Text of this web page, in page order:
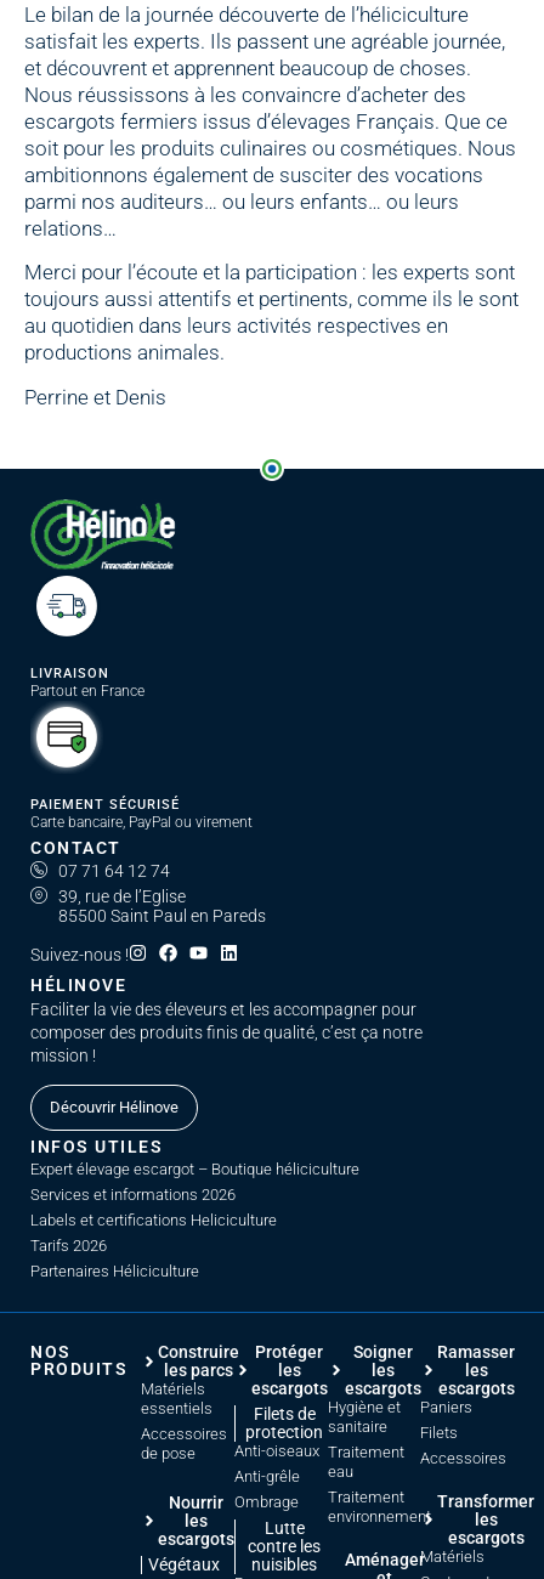
Le bilan de la journée découverte de l’héliciculture
satisfait les experts. Ils passent une agréable journée,
et découvrent et apprennent beaucoup de choses.
Nous réussissons à les convaincre d’acheter des
escargots fermiers issus d’élevages Français. Que ce
soit pour les produits culinaires ou cosmétiques. Nous
ambitionnons également de susciter des vocations
parmi nos auditeurs… ou leurs enfants… ou leurs
relations…
Merci pour l’écoute et la participation : les experts sont
toujours aussi attentifs et pertinents, comme ils le sont
au quotidien dans leurs activités respectives en
productions animales.
Perrine et Denis
LIVRAISON
Partout en France
PAIEMENT SÉCURISÉ
Carte bancaire, PayPal ou virement
CONTACT
07 71 64 12 74
39, rue de l’Eglise
85500 Saint Paul en Pareds
Suivez-nous !
HÉLINOVE
Faciliter la vie des éleveurs et les accompagner pour
composer des produits finis de qualité, c’est ça notre
mission !
Découvrir Hélinove
INFOS UTILES
Expert élevage escargot – Boutique héliciculture
Services et informations 2026
Labels et certifications Heliciculture
Tarifs 2026
Partenaires Héliciculture
NOS
PRODUITS
Construire
les parcs
Matériels
essentiels
Accessoires
de pose
Nourrir
les
escargots
Végétaux
Protéger
les
escargots
Filets de
protection
Anti-oiseaux
Anti-grêle
Ombrage
Lutte
contre les
nuisibles
Soigner
les
escargots
Hygiène et
sanitaire
Traitement
eau
Traitement
environnement
Aménager
Ramasser
les
escargots
Paniers
Filets
Accessoires
Transformer
les
escargots
Matériels